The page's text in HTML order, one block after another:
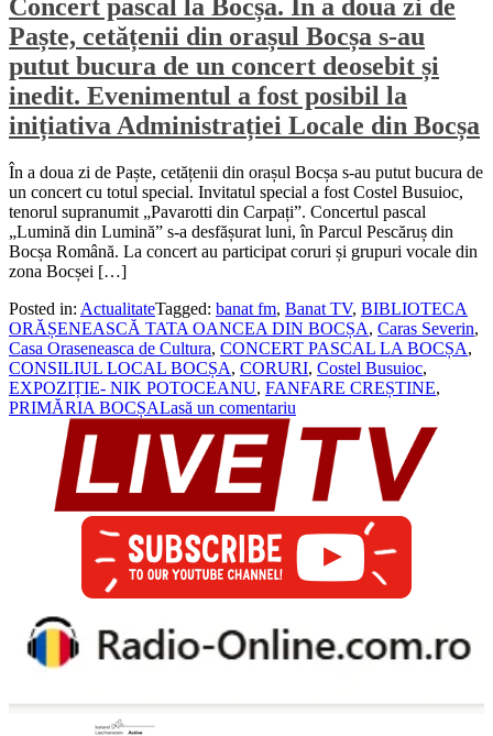
Concert pascal la Bocșa. În a doua zi de
Paște, cetățenii din orașul Bocșa s-au
putut bucura de un concert deosebit și
inedit. Evenimentul a fost posibil la
inițiativa Administrației Locale din Bocșa
În a doua zi de Paște, cetățenii din orașul Bocșa s-au putut bucura de
un concert cu totul special. Invitatul special a fost Costel Busuioc,
tenorul supranumit „Pavarotti din Carpați”. Concertul pascal
„Lumină din Lumină” s-a desfășurat luni, în Parcul Pescăruș din
Bocșa Română. La concert au participat coruri și grupuri vocale din
zona Bocșei […]
Posted in: ActualitateTagged: banat fm, Banat TV, BIBLIOTECA
ORĂȘENEASCĂ TATA OANCEA DIN BOCȘA, Caras Severin,
Casa Oraseneasca de Cultura, CONCERT PASCAL LA BOCȘA,
CONSILIUL LOCAL BOCȘA, CORURI, Costel Busuioc,
EXPOZIȚIE- NIK POTOCEANU, FANFARE CREȘTINE,
PRIMĂRIA BOCȘALasă un comentariu